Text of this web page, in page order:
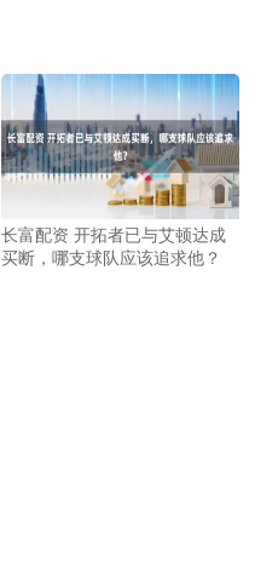
长富配资 开拓者已与艾顿达成
买断，哪支球队应该追求他？